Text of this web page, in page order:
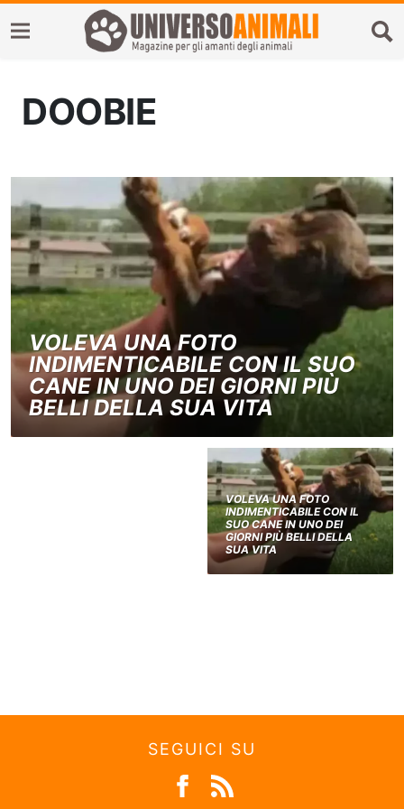
DOOBIE
VOLEVA UNA FOTO
INDIMENTICABILE CON IL SUO
CANE IN UNO DEI GIORNI PIÙ
BELLI DELLA SUA VITA
VOLEVA UNA FOTO
INDIMENTICABILE CON IL
SUO CANE IN UNO DEI
GIORNI PIÙ BELLI DELLA
SUA VITA
SEGUICI SU